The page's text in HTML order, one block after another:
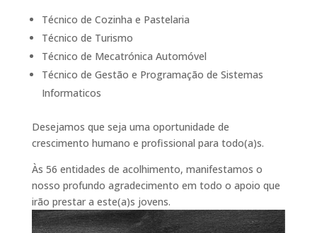
Técnico de Cozinha e Pastelaria
Técnico de Turismo
Técnico de Mecatrónica Automóvel
Técnico de Gestão e Programação de Sistemas
Informaticos
Desejamos que seja uma oportunidade de
crescimento humano e profissional para todo(a)s.
Às 56 entidades de acolhimento, manifestamos o
nosso profundo agradecimento em todo o apoio que
irão prestar a este(a)s jovens.